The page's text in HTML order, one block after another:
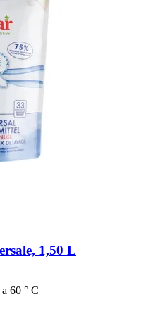
1,50 L
60 ° C